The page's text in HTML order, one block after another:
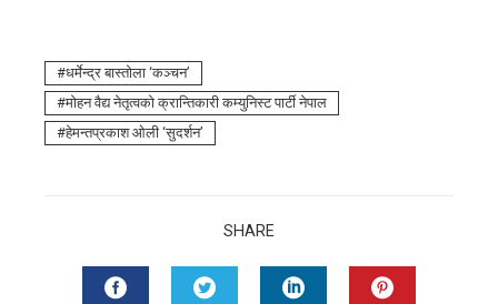
धर्मेन्द्र बास्तोला ‘कञ्चन’
माेहन वैद्य नेतृत्वको क्रान्तिकारी कम्युनिस्ट पार्टी नेपाल
हेमन्तप्रकाश ओली ‘सुदर्शन’
SHARE